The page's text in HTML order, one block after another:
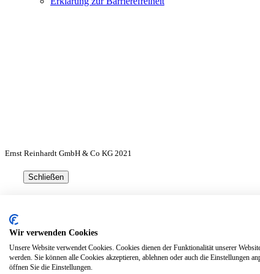
Ernst Reinhardt GmbH & Co KG 2021
Wir verwenden Cookies
Unsere Website verwendet Cookies. Cookies dienen der Funktionalität unserer
werden. Sie können alle Cookies akzeptieren, ablehnen oder auch die Einstellungen
öffnen Sie die Einstellungen.
Schließen
Weiter einkaufen